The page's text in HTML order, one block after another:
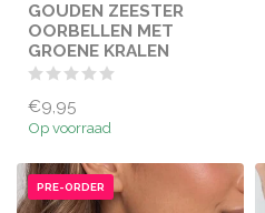
GOUDEN ZEESTER
OORBELLEN MET
GROENE KRALEN
€9,95
Op voorraad
PRE-ORDER